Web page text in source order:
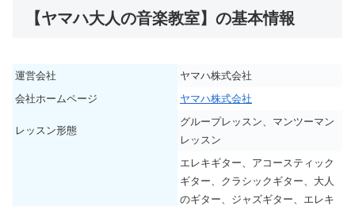
【ヤマハ大人の音楽教室】の基本情報
運営会社
ヤマハ株式会社
会社ホームページ
ヤマハ株式会社
レッスン形態
グループレッスン、マンツーマン
レッスン
エレキギター、アコースティック
ギター、クラシックギター、大人
のギター、ジャズギター、エレキ